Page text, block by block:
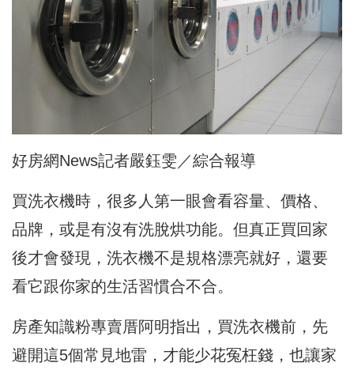
好房網News記者嚴鈺雯／綜合報導
買洗衣機時，很多人第一眼會看容量、價格、
品牌，或是有沒有洗脫烘功能。但真正買回家
後才會發現，洗衣機不是規格漂亮就好，還要
看它跟你家的生活習慣合不合。
房產知識粉專賣厝阿明指出，買洗衣機前，先
避開這5個常見地雷，才能少花冤枉錢，也讓家